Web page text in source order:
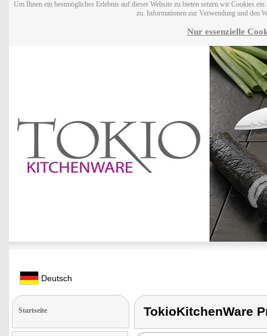
Um Ihnen ein bestmögliches Erlebnis auf dieser Website zu bieten setzen wir Cookies
zu. Informationen zur Verwendung und den
Nur essenzielle
Deutsch
Startseite TokioKitchenWare